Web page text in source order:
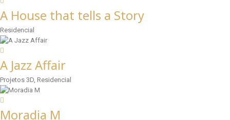
A House that tells a Story
Residencial
A Jazz Affair
Projetos 3D, Residencial
Moradia M